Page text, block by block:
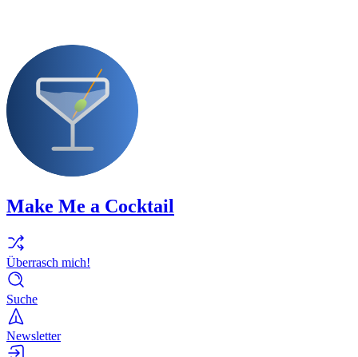
Make Me a Cocktail
Überrasch mich!
Suche
Newsletter